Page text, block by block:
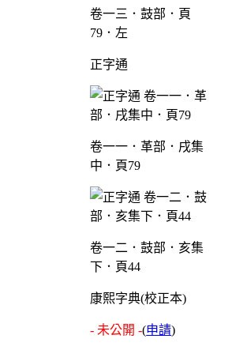
卷一三．鼓部．頁
79．左
正字通
卷一一．革部．戌集
中．頁79
卷一二．鼓部．亥集
下．頁44
康熙字典(校正本)
- 未公開 -(申請)